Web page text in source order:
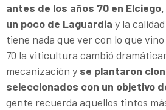
antes de los años 70 en
un poco de Laguardia y la
tiene nada que ver con lo que
70 la viticultura cambió
mecanización y se plantaron
seleccionados con un objetivo
gente recuerda aquellos tintos